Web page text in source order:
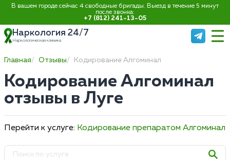
В вашем городе сейчас 4 свободные бригады. Выезд в течение 5 минут
после звонка:
+7 (812) 241-13-05
Наркология 24/7
Наркологическая клиника
Главная Отзывы Кодирование Алгоминал
Кодирование Алгоминал
отзывы в Луге
Перейти к услуге: Кодирование препаратом Алгоминал